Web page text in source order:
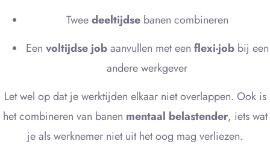
Tweedeeltijdsebanen combineren
Een voltijdse jobaanvullen met een flexi-jobbij een
andere werkgever
Let wel op dat je werktijden elkaar niet overlappen. Ook is
het combineren van banen mentaal belastender, iets wat
je als werknemer niet uit het oog mag verliezen.